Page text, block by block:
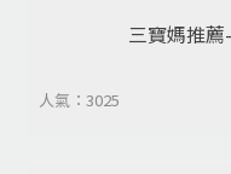
三寶媽推
人氣：3025